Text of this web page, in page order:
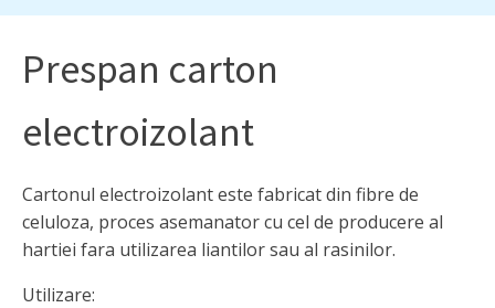
Prespan carton
electroizolant
Cartonul electroizolant este fabricat din fibre de
celuloza, proces asemanator cu cel de producere al
hartiei fara utilizarea liantilor sau al rasinilor.
Utilizare: